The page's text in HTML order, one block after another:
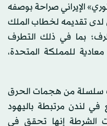
الإيراني صراحة بوصفه
لدى تقديمه لخطاب الملك
بما في ذلك التطرف
للمملكة المتحدة،
سلسلة من هجمات الحرق
في لندن مرتبطة باليهود
الشرطة إنها تحقق في